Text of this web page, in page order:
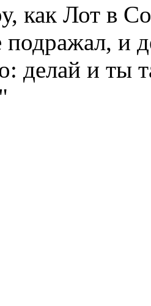
как Лот в
и
делай и ты